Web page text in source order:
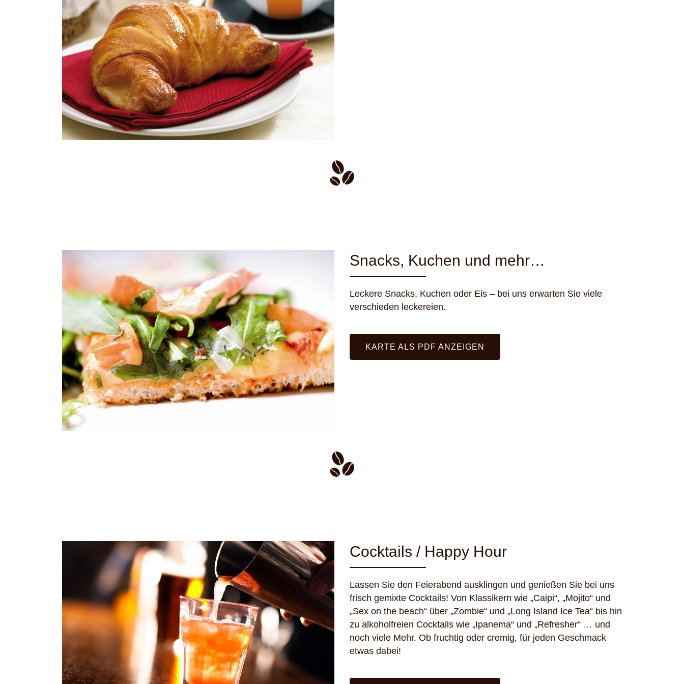
Snacks, Kuchen und mehr…
Leckere Snacks, Kuchen oder Eis – bei uns erwarten Sie viele
verschieden leckereien.
KARTE ALS PDF ANZEIGEN
Cocktails / Happy Hour
Lassen Sie den Feierabend ausklingen und genießen Sie bei uns
frisch gemixte Cocktails! Von Klassikern wie „Caipi“, „Mojito“ und
„Sex on the beach“ über „Zombie“ und „Long Island Ice Tea“ bis hin
zu alkoholfreien Cocktails wie „Ipanema“ und „Refresher“ … und
noch viele Mehr. Ob fruchtig oder cremig, für jeden Geschmack
etwas dabei!